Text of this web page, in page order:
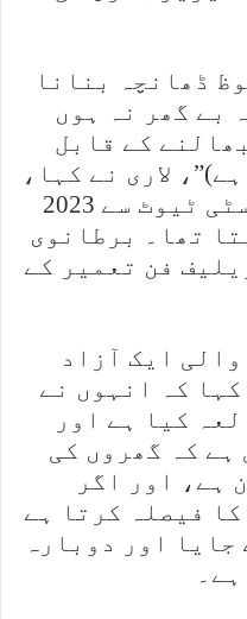
ڈھانچہ بنانا
بے گھر نہ ہوں
کے قابل
لاری نے کہا،
جس نے اس ماہ رائل انسٹی ٹیوٹ سے 2023
تھا۔ برطانوی
فن تعمیر کے
ایک آزاد
کہ انہوں نے
کیا ہے اور
ہے کہ گھروں کی
ہے، اور اگر
فیصلہ کرتا ہے
جایا اور دوبارہ